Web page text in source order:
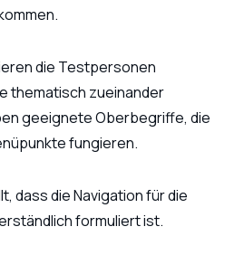
die Testpersonen
thematisch zueinander
geeignete Oberbegriffe, die
fungieren.
dass die Navigation für die
formuliert ist.